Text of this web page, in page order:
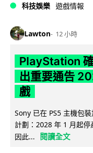
科技娛樂 遊戲情報
Lawton 12 小時
PlayStation
出重要通告
戲
Sony 已在 PS5 主機包
計劃：2028 年 1 月起
因此...
閱讀全文